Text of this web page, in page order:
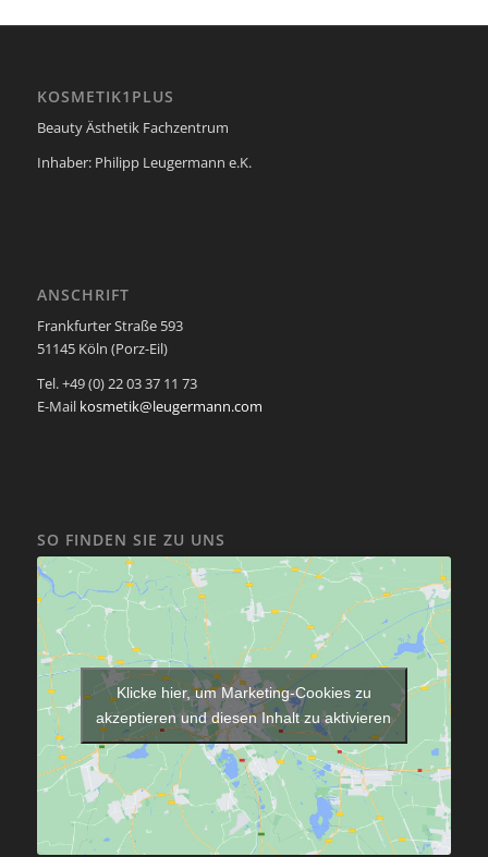
KOSMETIK1PLUS
Beauty Ästhetik Fachzentrum
Inhaber: Philipp Leugermann e.K.
ANSCHRIFT
Frankfurter Straße 593
51145 Köln (Porz-Eil)
Tel. +49 (0) 22 03 37 11 73
E-Mail kosmetik@leugermann.com
SO FINDEN SIE ZU UNS
Klicke hier, um Marketing-Cookies zu
akzeptieren und diesen Inhalt zu aktivieren